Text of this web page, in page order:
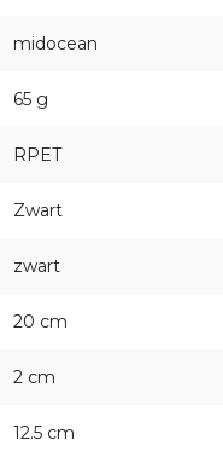
midocean
65 g
RPET
Zwart
zwart
20 cm
2 cm
12.5 cm